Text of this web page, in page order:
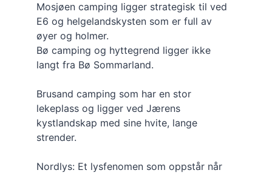
Mosjøen camping ligger strategisk til ved
E6 og helgelandskysten som er full av
øyer og holmer.
Bø camping og hyttegrend ligger ikke
langt fra Bø Sommarland.
Brusand camping som har en stor
lekeplass og ligger ved Jærens
kystlandskap med sine hvite, lange
strender.
Nordlys: Et lysfenomen som oppstår når